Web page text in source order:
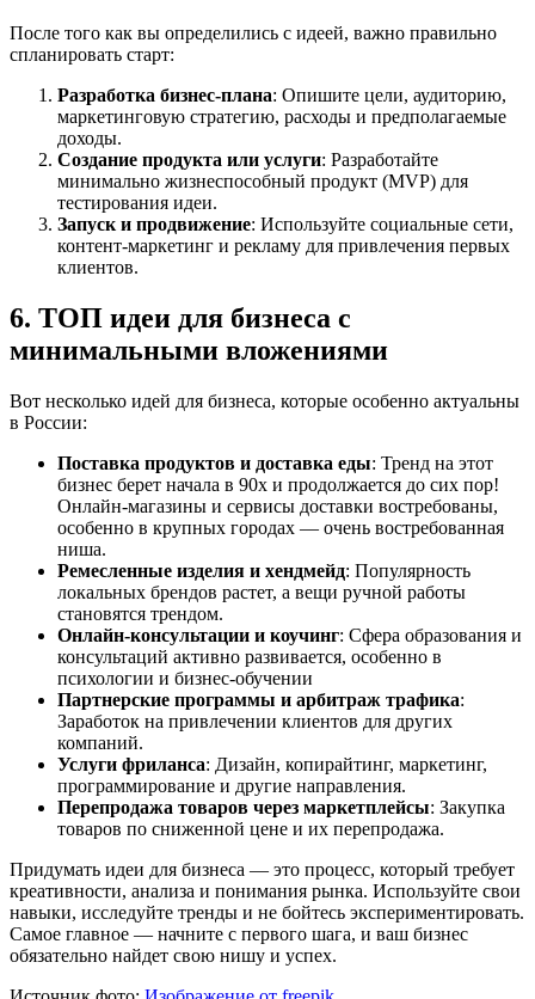
После того как вы определились с идеей, важно правильно
спланировать старт:
Разработка бизнес-плана: Опишите цели, аудиторию,
маркетинговую стратегию, расходы и предполагаемые
доходы.
Создание продукта или услуги: Разработайте
минимально жизнеспособный продукт (MVP) для
тестирования идеи.
Запуск и продвижение: Используйте социальные сети,
контент-маркетинг и рекламу для привлечения первых
клиентов.
6. ТОП идеи для бизнеса с
минимальными вложениями
Вот несколько идей для бизнеса, которые особенно актуальны
в России:
Поставка продуктов и доставка еды: Тренд на этот
бизнес берет начала в 90х и продолжается до сих пор!
Онлайн-магазины и сервисы доставки востребованы,
особенно в крупных городах — очень востребованная
ниша.
Ремесленные изделия и хендмейд: Популярность
локальных брендов растет, а вещи ручной работы
становятся трендом.
Онлайн-консультации и коучинг: Сфера образования и
консультаций активно развивается, особенно в
психологии и бизнес-обучении
Партнерские программы и арбитраж трафика:
Заработок на привлечении клиентов для других
компаний.
Услуги фриланса: Дизайн, копирайтинг, маркетинг,
программирование и другие направления.
Перепродажа товаров через маркетплейсы: Закупка
товаров по сниженной цене и их перепродажа.
Придумать идеи для бизнеса — это процесс, который требует
креативности, анализа и понимания рынка. Используйте свои
навыки, исследуйте тренды и не бойтесь экспериментировать.
Самое главное — начните с первого шага, и ваш бизнес
обязательно найдет свою нишу и успех.